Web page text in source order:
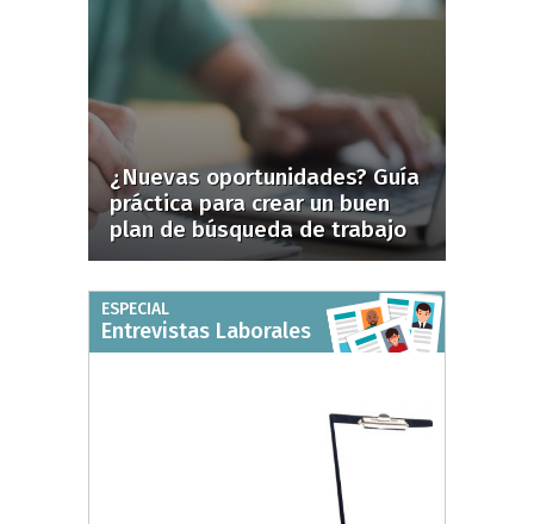
¿Nuevas oportunidades? Guía
práctica para crear un buen
plan de búsqueda de trabajo
ESPECIAL
Entrevistas Laborales